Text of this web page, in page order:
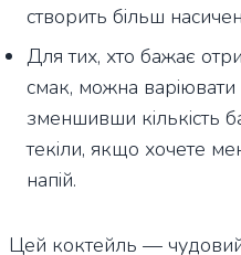
створить більш
Для тих, хто бажає
смак, можна варіювати
зменшивши кількість
текіли, якщо хочете
напій.
Цей коктейль — чудовий